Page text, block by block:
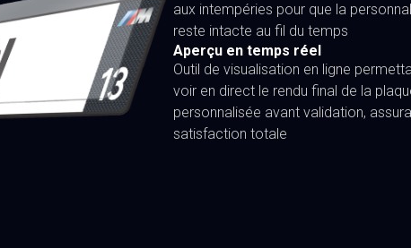
aux intempéries pour que la
reste intacte au fil du temps
Aperçu en temps réel
Outil de visualisation en ligne
voir en direct le rendu final de la
personnalisée avant validation,
satisfaction totale